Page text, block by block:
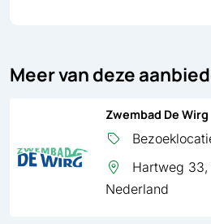
Meer van deze
Zwembad De Wirg
Hartweg 33,
Nederland